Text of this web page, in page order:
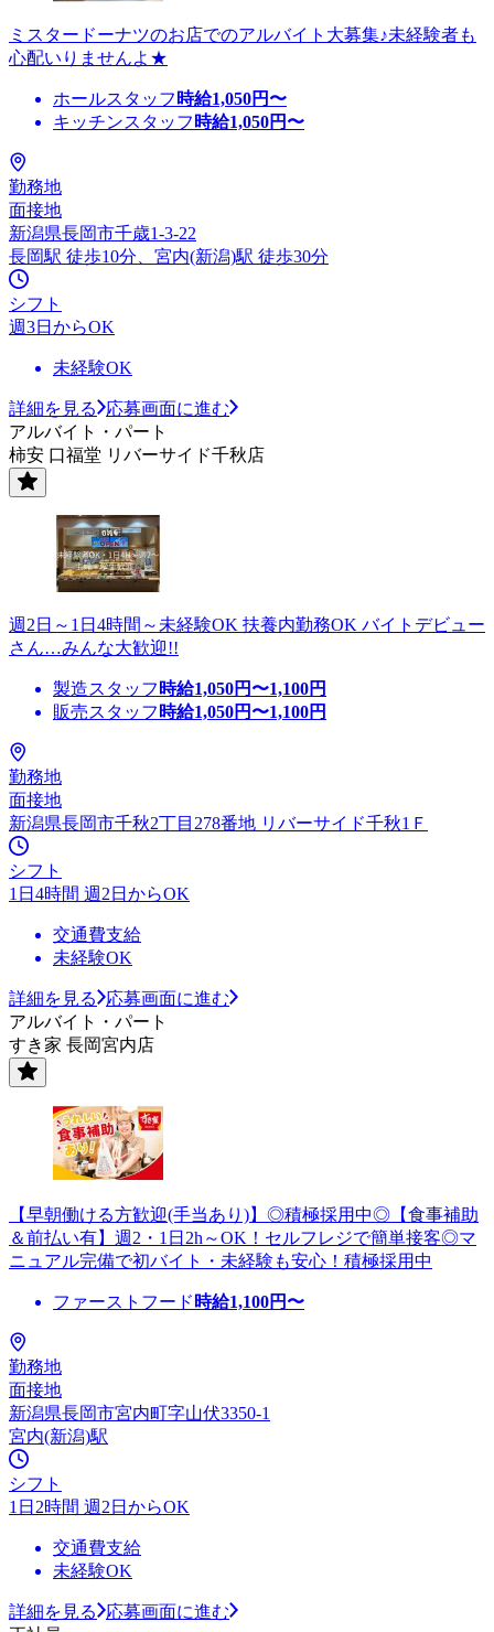
ミスタードーナツのお店でのアルバイト大募集♪未経験者も
心配いりませんよ★
ホールスタッフ 時給1,050円〜
キッチンスタッフ 時給1,050円〜
勤務地
面接地
新潟県長岡市千歳1-3-22
長岡駅 徒歩10分、宮内(新潟)駅 徒歩30分
シフト
週3日からOK
未経験OK
詳細を見る
応募画面に進む
アルバイト・パート
柿安 口福堂 リバーサイド千秋店
週2日～1日4時間～未経験OK 扶養内勤務OK バイトデビュー
さん…みんな大歓迎!!
製造スタッフ 時給1,050円〜1,100円
販売スタッフ 時給1,050円〜1,100円
勤務地
面接地
新潟県長岡市千秋2丁目278番地 リバーサイド千秋1Ｆ
シフト
1日4時間 週2日からOK
交通費支給
未経験OK
詳細を見る
応募画面に進む
アルバイト・パート
すき家 長岡宮内店
【早朝働ける方歓迎(手当あり)】◎積極採用中◎【食事補助
＆前払い有】週2・1日2h～OK！セルフレジで簡単接客◎マ
ニュアル完備で初バイト・未経験も安心！積極採用中
ファーストフード 時給1,100円〜
勤務地
面接地
新潟県長岡市宮内町字山伏3350-1
宮内(新潟)駅
シフト
1日2時間 週2日からOK
交通費支給
未経験OK
詳細を見る
応募画面に進む